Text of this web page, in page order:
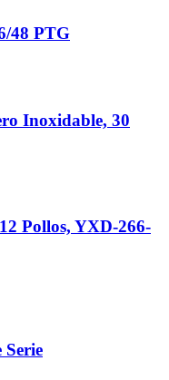
48 PTG
Inoxidable, 30
Pollos, YXD-266-